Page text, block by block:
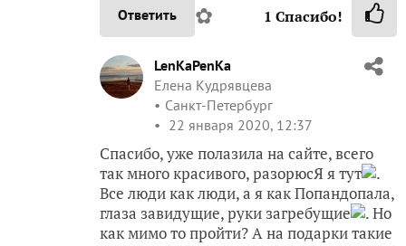
Ответить ✿ 1 Спасибо!
LenKaPenKa
Елена Кудрявцева
Санкт-Петербург
22 января 2020, 12:37
Спасибо, уже полазила на сайте, всего
так много красивого, разорюсЯ я тут
.
Все люди как люди, а я как Попандопала,
глаза завидущие, руки загребущие
. Но
как мимо то пройти? А на подарки такие